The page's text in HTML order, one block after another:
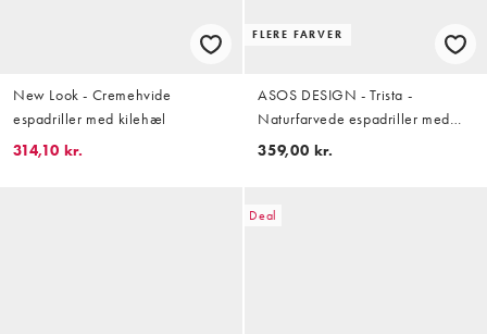
New Look - Cremehvide
espadriller med kilehæl
314,10 kr.
FLERE FARVER
ASOS DESIGN - Trista -
Naturfarvede espadriller med
kilehæl og guldfarvet pletdesign
359,00 kr.
Deal